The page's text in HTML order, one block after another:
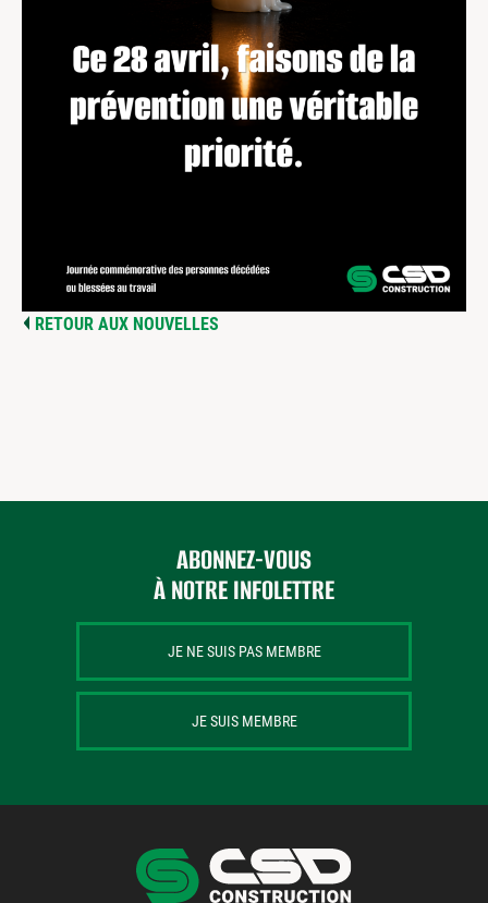
RETOUR AUX NOUVELLES
ABONNEZ-VOUS
À NOTRE INFOLETTRE
JE NE SUIS PAS MEMBRE
JE SUIS MEMBRE